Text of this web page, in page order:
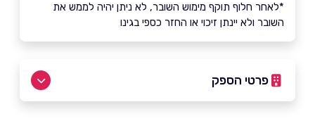
*לאחר חלוף תוקף מימוש השובר, לא ניתן יהיה לממש את
השובר ולא יינתן זיכוי או החזר כספי בגינו
פרטי הספק